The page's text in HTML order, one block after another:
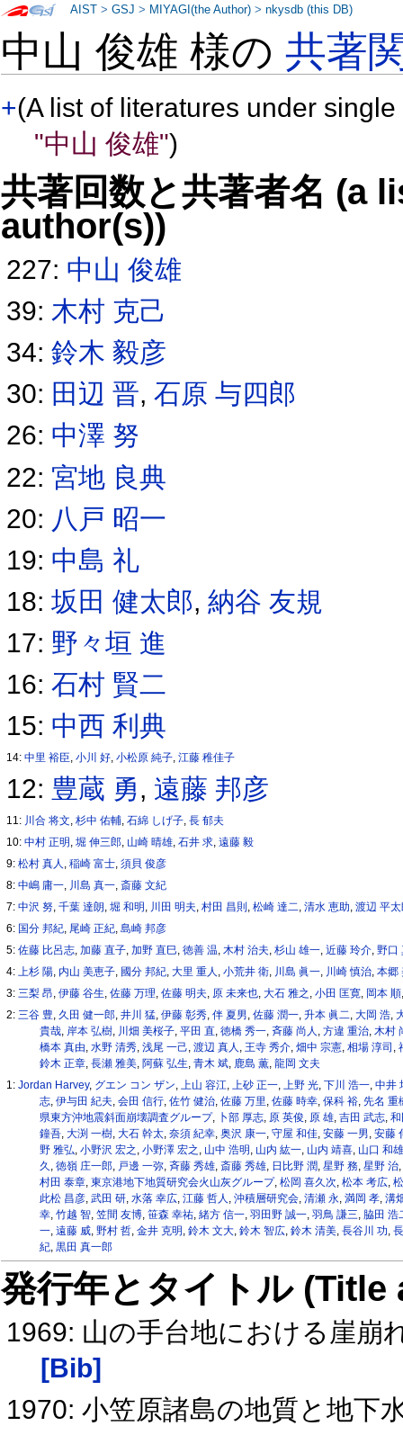
中山 俊雄 様の共著
+(A list of literatures under
"中山 俊雄")
共著回数と共著者名 (a
author(s))
227: 中山 俊雄
39:木村 克己
34:鈴木 毅彦
30: 田辺 晋,石原 与四郎
26: 中澤 努
22: 宮地 良典
20: 八戸 昭一
19: 中島 礼
18:坂田 健太郎,納谷 友規
17: 野々垣 進
16:石村 賢二
15: 中西 利典
14:中里 裕臣,小川 好,小松原 純子,江藤 稚佳子
12: 豊蔵 勇, 遠藤 邦彦
11: 川合 将文,杉中 佑輔,石綿 しげ子,長 郁夫
10:中村 正明 ,堀 伸三郎, 山崎 晴雄,石井 求,遠藤 毅
9:松村 真人 ,稲崎 富士,須貝 俊彦
8:中嶋 庸一, 川島 真一,斎藤 文紀
7:中沢 努,千葉 達朗,堀 和明 , 川田 明夫,村田 昌則 ,松崎 達二,清水 恵助,渡辺 平
6: 国分 邦紀, 尾崎 正紀,島崎 邦彦
5:佐藤 比呂志,加藤 直子,加野 直巳,徳善 温,木村 治夫,杉山 雄一,近藤 玲介,野口
4:上杉 陽, 内山 美恵子, 國分 邦紀,大里 重人 ,小荒井 衛, 川島 眞一, 川崎 慎治,本郷
3:三梨 昂,伊藤 谷生,佐藤 万理,佐藤 明夫, 原 未来也,大石 雅之 ,小田 匡寛, 岡本 順
2:三谷 豊, 久田 健一郎,井川 猛,伊藤 彰秀,伴 夏男,佐藤 潤一,升本 眞二,大岡 浩,
貴哉, 岸本 弘樹, 川畑 美桜子, 平田 直, 徳橋 秀一, 斉藤 尚人 , 方違 重治, 木村
橋本 真由, 水野 清秀, 浅尾 一己, 渡辺 真人 , 王寺 秀介, 畑中 宗憲, 相場 淳司 ,
鈴木 正章, 長瀬 雅美, 阿蘇 弘生, 青木 斌, 鹿島 薫, 龍岡 文夫
1:Jordan Harvey, グエン コン ザン,上山 容江,上砂 正一,上野 光,下川 浩一,中井
志, 伊与田 紀夫, 会田 信行, 佐竹 健治, 佐藤 万里, 佐藤 時幸, 保科 裕, 先名 重
県東方沖地震斜面崩壊調査グループ, 卜部 厚志, 原 英俊, 原 雄, 吉田 武志, 和
鐘吾, 大渕 一樹, 大石 幹太, 奈須 紀幸, 奥沢 康一, 守屋 和佳, 安藤 一男, 安藤
野 雅弘, 小野沢 宏之 , 小野澤 宏之 , 山中 浩明 , 山内 紘一, 山内 靖喜, 山口 和雄
久 , 徳嶺 庄一郎, 戸邊 一弥, 斉藤 秀雄, 斎藤 秀雄, 日比野 潤, 星野 務, 星野 治,
村田 泰章, 東京港地下地質研究会火山灰グループ, 松岡 喜久次, 松本 考広,
此松 昌彦, 武田 研, 水落 幸広, 江藤 哲人 , 沖積層研究会, 清瀬 永, 満岡 孝, 溝
幸, 竹越 智, 笠間 友博, 笹森 幸祐, 緒方 信一, 羽田野 誠一, 羽鳥 謙三, 脇田 浩
一, 遠藤 威, 野村 哲, 金井 克明 , 鈴木 文大, 鈴木 智広, 鈴木 清美, 長谷川 功,
紀, 黒田 真一郎
発行年とタイトル
1969: 山の手台地における崖崩
[Bib]
1970: 小笠原諸島の地質と地下
AIST >GSJ > MIYAGI(the Author) >nkysdb (this DB)